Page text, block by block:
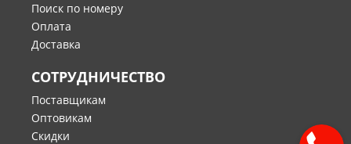
Поиск по номеру
Оплата
Доставка
СОТРУДНИЧЕСТВО
Поставщикам
Оптовикам
Скидки